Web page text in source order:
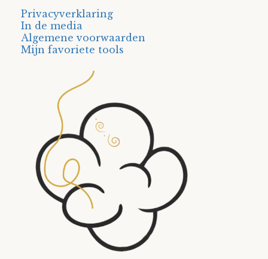
Privacyverklaring
In de media
Algemene voorwaarden
Mijn favoriete tools